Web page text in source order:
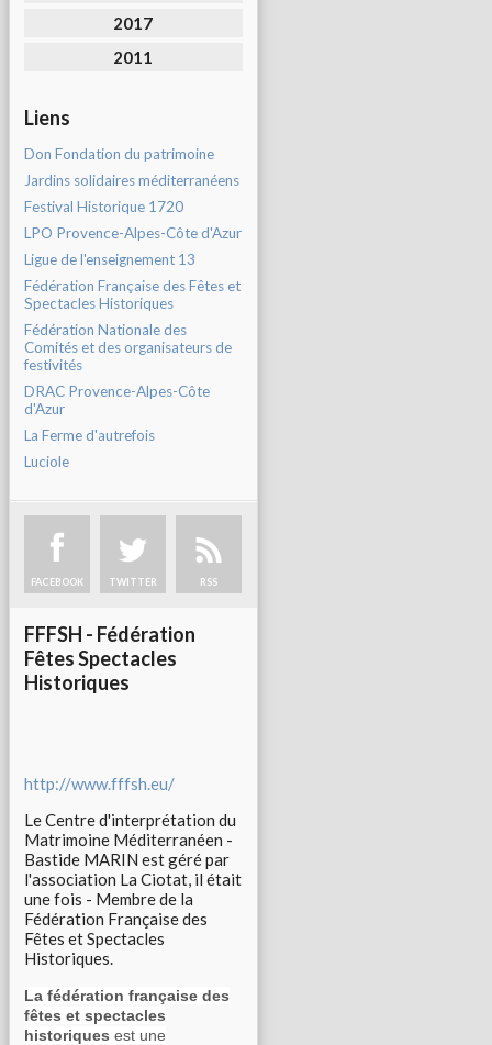
2017
2011
Liens
Don Fondation du patrimoine
Jardins solidaires méditerranéens
Festival Historique 1720
LPO Provence-Alpes-Côte d'Azur
Ligue de l'enseignement 13
Fédération Française des Fêtes et
Spectacles Historiques
Fédération Nationale des
Comités et des organisateurs de
festivités
DRAC Provence-Alpes-Côte
d'Azur
La Ferme d'autrefois
Luciole
FACEBOOK TWITTER RSS
FFFSH - Fédération
Fêtes Spectacles
Historiques
http://www.fffsh.eu/
Le Centre d'interprétation du
Matrimoine Méditerranéen -
Bastide MARIN est géré par
l'association La Ciotat, il était
une fois - Membre de la
Fédération Française des
Fêtes et Spectacles
Historiques.
La fédération française des
fêtes et spectacles
historiques est une